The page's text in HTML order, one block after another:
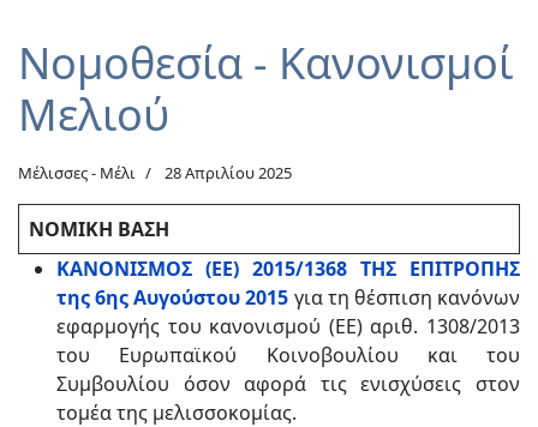
Νομοθεσία - Κανονισμοί
Μελιού
Μέλισσες - Μέλι 28 Απριλίου 2025
ΝΟΜΙΚΗ ΒΑΣΗ
ΚΑΝΟΝΙΣΜΟΣ (ΕΕ) 2015/1368 ΤΗΣ ΕΠΙΤΡΟΠΗΣ
της 6ης Αυγούστου 2015 για τη θέσπιση κανόνων
εφαρμογής του κανονισμού (ΕΕ) αριθ. 1308/2013
του Ευρωπαϊκού Κοινοβουλίου και του
Συμβουλίου όσον αφορά τις ενισχύσεις στον
τομέα της μελισσοκομίας.